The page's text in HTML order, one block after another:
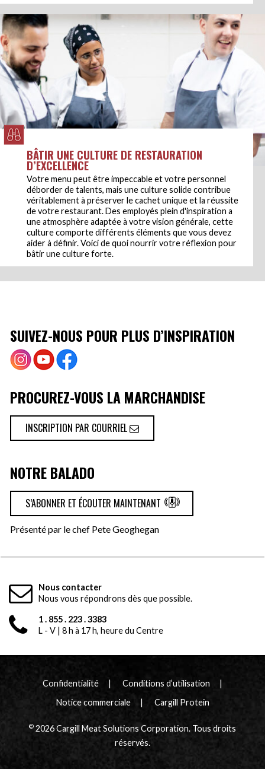
BÂTIR UNE CULTURE DE RESTAURATION
D’EXCELLENCE
Votre menu peut être impeccable et votre personnel
déborder de talents, mais une culture solide contribue
véritablement à préserver le cachet unique et la réussite
de votre restaurant. Des employés plein d'inspiration a
une atmosphère adaptée à votre vision générale, cette
culture comporte différents éléments que vous devez
aider à définir. Voici de quoi nourrir votre réflexion pour
bâtir une culture forte.
SUIVEZ-NOUS POUR PLUS D’INSPIRATION
PROCUREZ-VOUS LA MARCHANDISE
INSCRIPTION PAR COURRIEL
NOTRE BALADO
S’ABONNER ET ÉCOUTER MAINTENANT
Présenté par le chef Pete Geoghegan
Nous contacter
Nous vous répondrons dès que possible.
1 . 855 . 223 . 3383
L - V | 8 h à 17 h, heure du Centre
Confidentialité
Conditions d’utilisation
Notice commerciale
Cargill Protein
© 2026 Cargill Meat Solutions Corporation. Tous droits
réservés.